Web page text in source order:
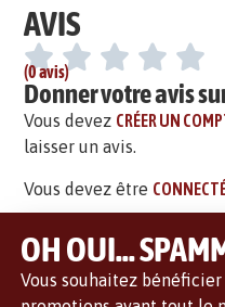
AVIS
(0 avis)
Donner votre avis
Vous devez CRÉER UN
laisser un avis.
Vous devez être
OH OUI...
Vous souhaitez